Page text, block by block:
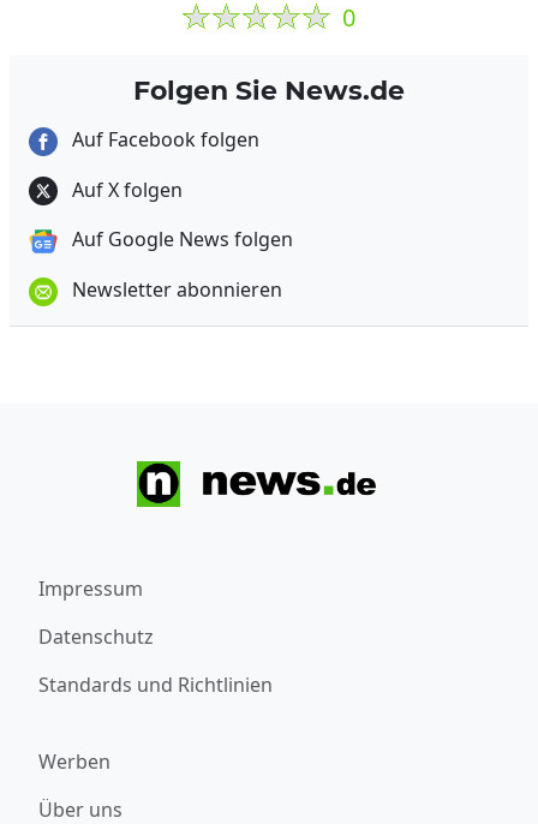
0
Folgen Sie News.de
Auf Facebook folgen
Auf X folgen
Auf Google News folgen
Newsletter abonnieren
Impressum
Datenschutz
Standards und Richtlinien
Werben
Über uns